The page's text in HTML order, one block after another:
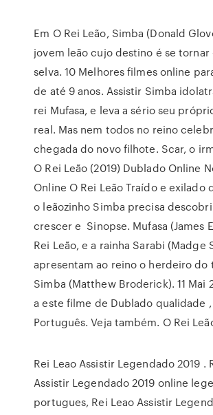
Em O Rei Leão, Simba (Donald
jovem leão cujo destino é se tornar
selva. 10 Melhores filmes online
de até 9 anos. Assistir Simba
rei Mufasa, e leva a sério seu
real. Mas nem todos no reino
chegada do novo filhote. Scar, o
O Rei Leão (2019) Dublado Online
Online O Rei Leão Traído e exilado
o leãozinho Simba precisa
crescer e Sinopse. Mufasa (James
Rei Leão, e a rainha Sarabi (Madge
apresentam ao reino o herdeiro do
Simba (Matthew Broderick). 11 Mai
a este filme de Dublado qualidade
Português. Veja também. O Rei
Rei Leao Assistir Legendado 2019 .
Assistir Legendado 2019 online
portugues, Rei Leao Assistir